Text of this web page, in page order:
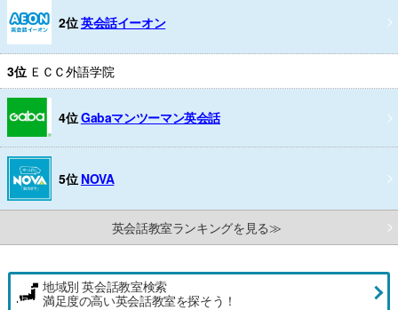
2位英会話イーオン
3位 ＥＣＣ外語学院
4位Gabaマンツーマン英会話
5位 NOVA
英会話教室ランキングを見る≫
地域別 英会話教室検索
満足度の高い英会話教室を探そう！